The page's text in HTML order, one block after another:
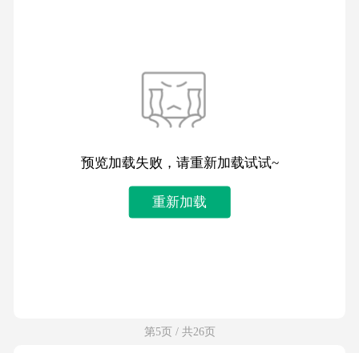
预览加载失败，请重新加载试试~
重新加载
第5页 / 共26页